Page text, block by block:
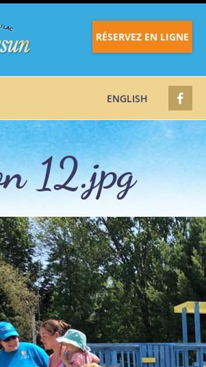
RÉSERVEZ EN LIGNE
ENGLISH
12.jpg